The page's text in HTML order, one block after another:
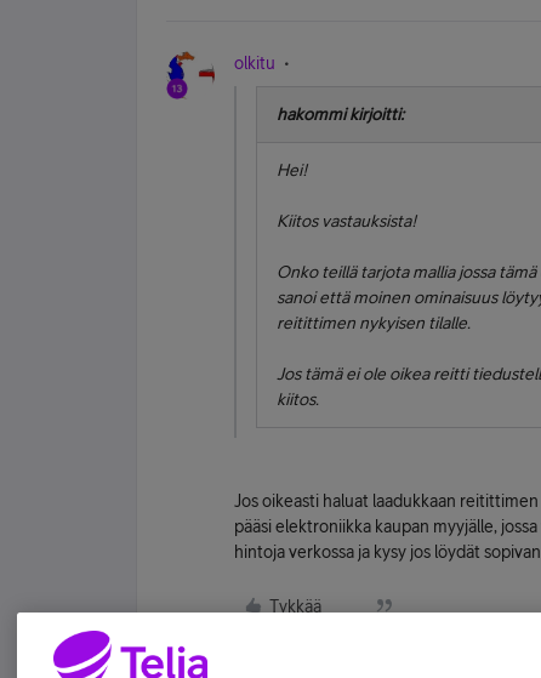
olkitu
hakommi kirjoitti:
Hei!
Kiitos vastauksista!
Onko teillä tarjota mallia jossa
sanoi että moinen ominaisuus
reitittimen nykyisen tilalle.
Jos tämä ei ole oikea reitti
kiitos.
Jos oikeasti haluat laadukkaan
pääsi elektroniikka kaupan myyjälle,
hintoja verkossa ja kysy jos löydät
Tykkää